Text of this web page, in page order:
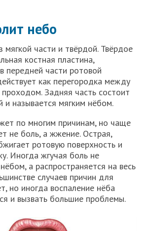
небо
мягкой части и твёрдой. Твёрдое
костная пластина,
передней части ротовой
как перегородка между
Задняя часть состоит
и называется мягким нёбом.
по многим причинам, но чаще
не боль, а жжение. Острая,
ротовую поверхность и
Иногда жгучая боль не
а распространяется на весь
случаев причин для
но иногда воспаление нёба
и вызвать большие проблемы.